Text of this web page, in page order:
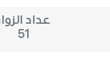
عداد
51